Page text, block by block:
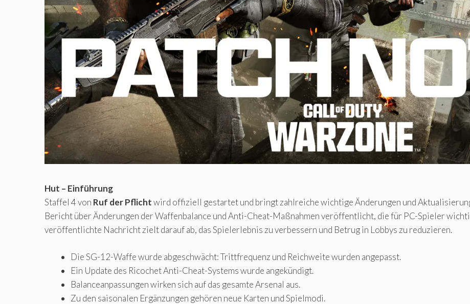
Hut – Einführung
Staffel 4 von Ruf der Pflichtwird offiziell gestartet und bringt zahlreiche wichtige Änderungen und
Bericht über Änderungen der Waffenbalance und Anti-Cheat-Maßnahmen veröffentlicht, die für PC-Spieler
veröffentlichte Nachricht zielt darauf ab, das Spielerlebnis zu verbessern und Betrug in Lobbys zu reduzieren.
Die SG-12-Waffe wurde abgeschwächt: Trittfrequenz und Reichweite wurden angepasst.
Ein Update des Ricochet Anti-Cheat-Systems wurde angekündigt.
Balanceanpassungen wirken sich auf das gesamte Arsenal aus.
Zu den saisonalen Ergänzungen gehören neue Karten und Spielmodi.